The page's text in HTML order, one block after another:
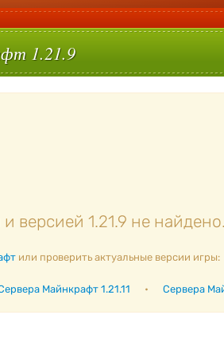
1.21.9
версией 1.21.9 не найдено.
или проверить актуальные версии игры:
Майнкрафт 1.21.11 • Сервера